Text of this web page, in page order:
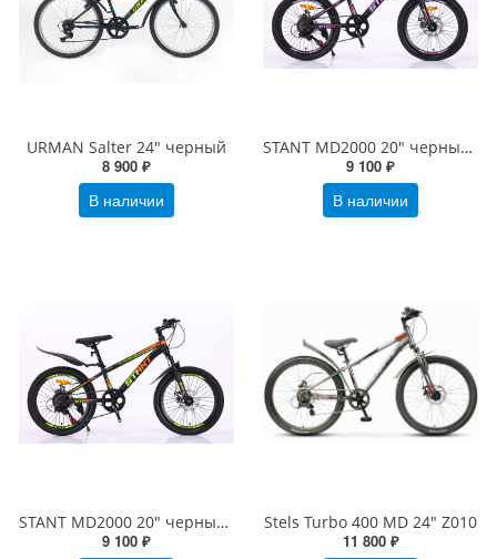
URMAN Salter 24" черный
8 900 ₽
В наличии
STANT MD2000 20" черный/розовый
9 100 ₽
В наличии
STANT MD2000 20" черный/зеленый
9 100 ₽
Stels Turbo 400 MD 24" Z010
11 800 ₽